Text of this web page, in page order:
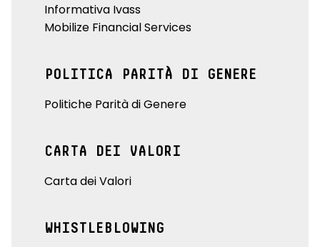
Informativa Ivass
Mobilize Financial Services
POLITICA PARITÀ DI GENERE
Politiche Parità di Genere
CARTA DEI VALORI
Carta dei Valori
WHISTLEBLOWING